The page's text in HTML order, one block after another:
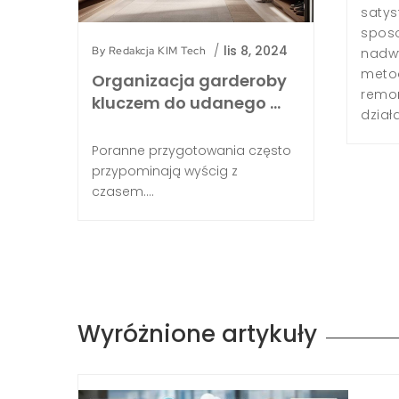
By Redakcja KIM Tech / lis 8, 2024
Organizacja garderoby
kluczem do udanego …
Poranne przygotowania często
przypominają wyścig z
czasem....
zadaniem. W poniższym artykule
domowych finansów, opierając się na
i aktualnych trendach [1][2]. Planowanie i
kuchni Na początkowym etapie kluczowe jest
Wyróżnione artykuły